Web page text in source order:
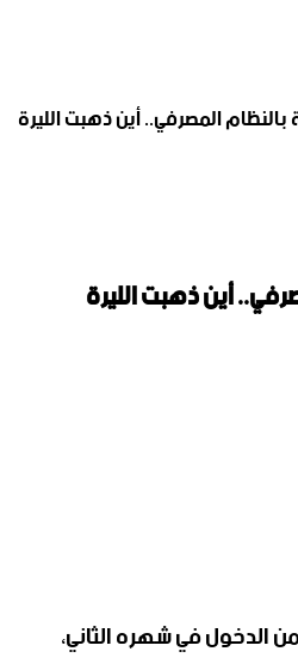
المصرفي.. أين ذهبت الليرة
أين ذهبت الليرة
في شهره الثاني،